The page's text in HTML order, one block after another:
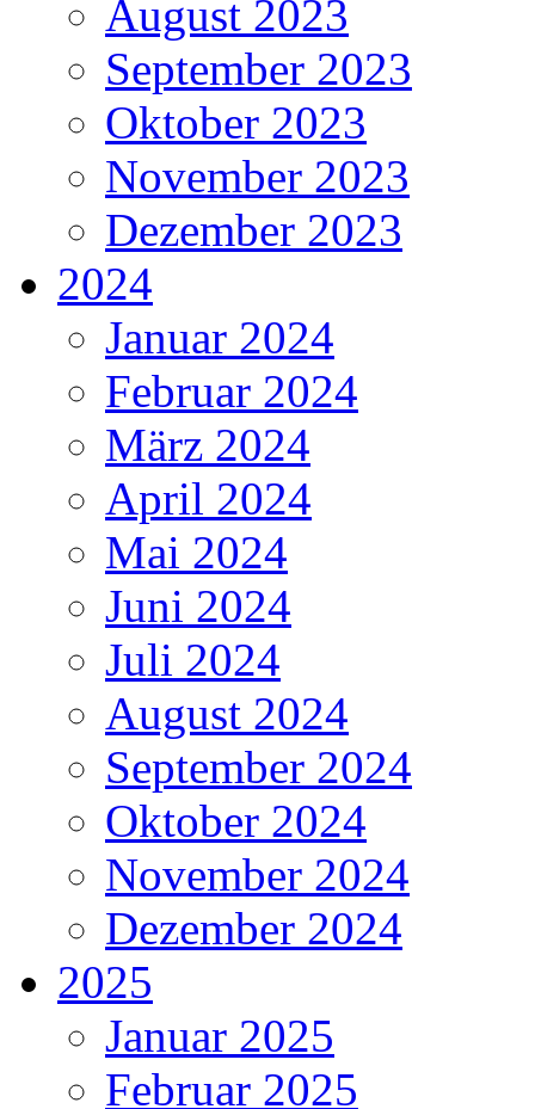
August 2023
September 2023
Oktober 2023
November 2023
Dezember 2023
2024
Januar 2024
Februar 2024
März 2024
April 2024
Mai 2024
Juni 2024
Juli 2024
August 2024
September 2024
Oktober 2024
November 2024
Dezember 2024
2025
Januar 2025
Februar 2025